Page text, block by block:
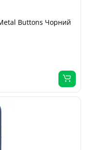
Buttons Чорний